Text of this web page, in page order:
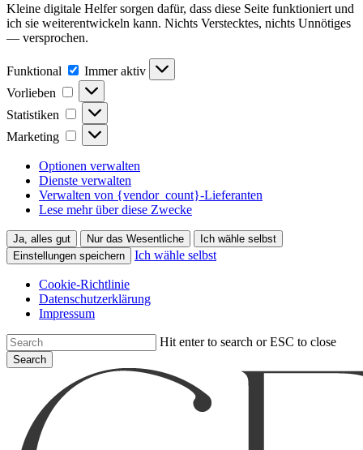
Kleine digitale Helfer sorgen dafür, dass diese Seite funktioniert und
ich sie weiterentwickeln kann. Nichts Verstecktes, nichts Unnötiges
— versprochen.
Funktional Funktional
Immer aktiv
Vorlieben
Vorlieben
Statistiken Statistiken
Marketing Marketing
Optionen verwalten
Dienste verwalten
Verwalten von {vendor_count}-Lieferanten
Lese mehr über diese Zwecke
Ja, alles gut Nur das Wesentliche
Ich wähle selbst
Einstellungen speichern
Ich wähle selbst
Cookie-Richtlinie
Datenschutzerklärung
Impressum
Skip
to
main
Hit enter to search or ESC to close
Search